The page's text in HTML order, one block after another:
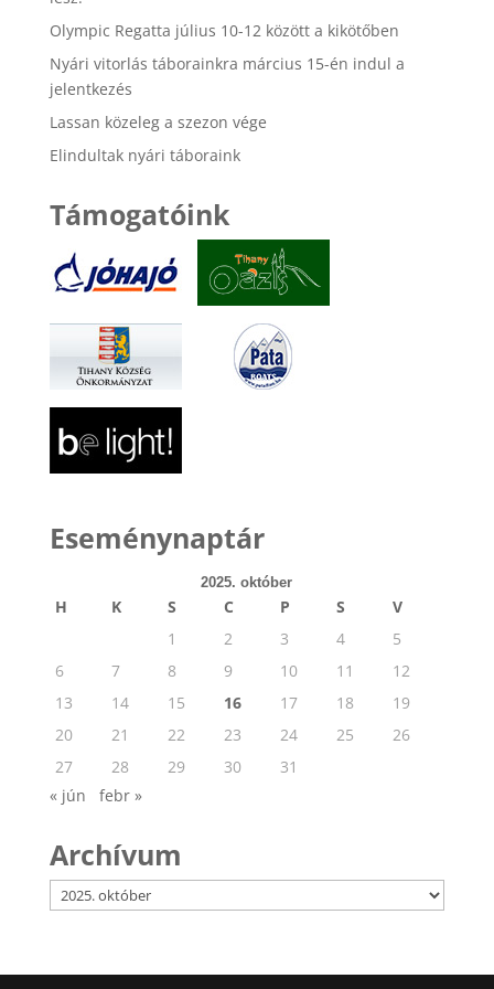
Olympic Regatta július 10-12 között a kikötőben
Nyári vitorlás táborainkra március 15-én indul a
jelentkezés
Lassan közeleg a szezon vége
Elindultak nyári táboraink
Támogatóink
Eseménynaptár
2025. október
H K S C P S
V
1
2 3 4
5
6
7 8 9 10 11
12
13
14 15 16 17 18
19
20
21 22 23 24 25
26
27
28 29 30
31
« jún
febr »
Archívum
Archívum